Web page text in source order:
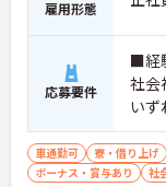
雇用形態
応募要件
■経
社会
い
須
車通勤可 寮・借り上げ
ボーナス・賞与あり
社